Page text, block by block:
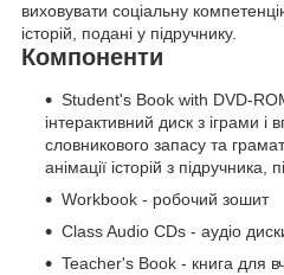
виховувати соціальну
історій, подані у підручнику.
Компоненти
Student's Book with DVD-
інтерактивний диск з іграми і
словникового запасу та
анімації історій з підручника,
Workbook - робочий зошит
Class Audio CDs - аудіо
Teacher's Book - книга для